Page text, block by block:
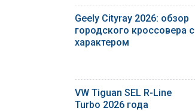
Geely Cityray 2026: обзор
городского кроссовера с
характером
VW Tiguan SEL R-Line
Turbo 2026 года